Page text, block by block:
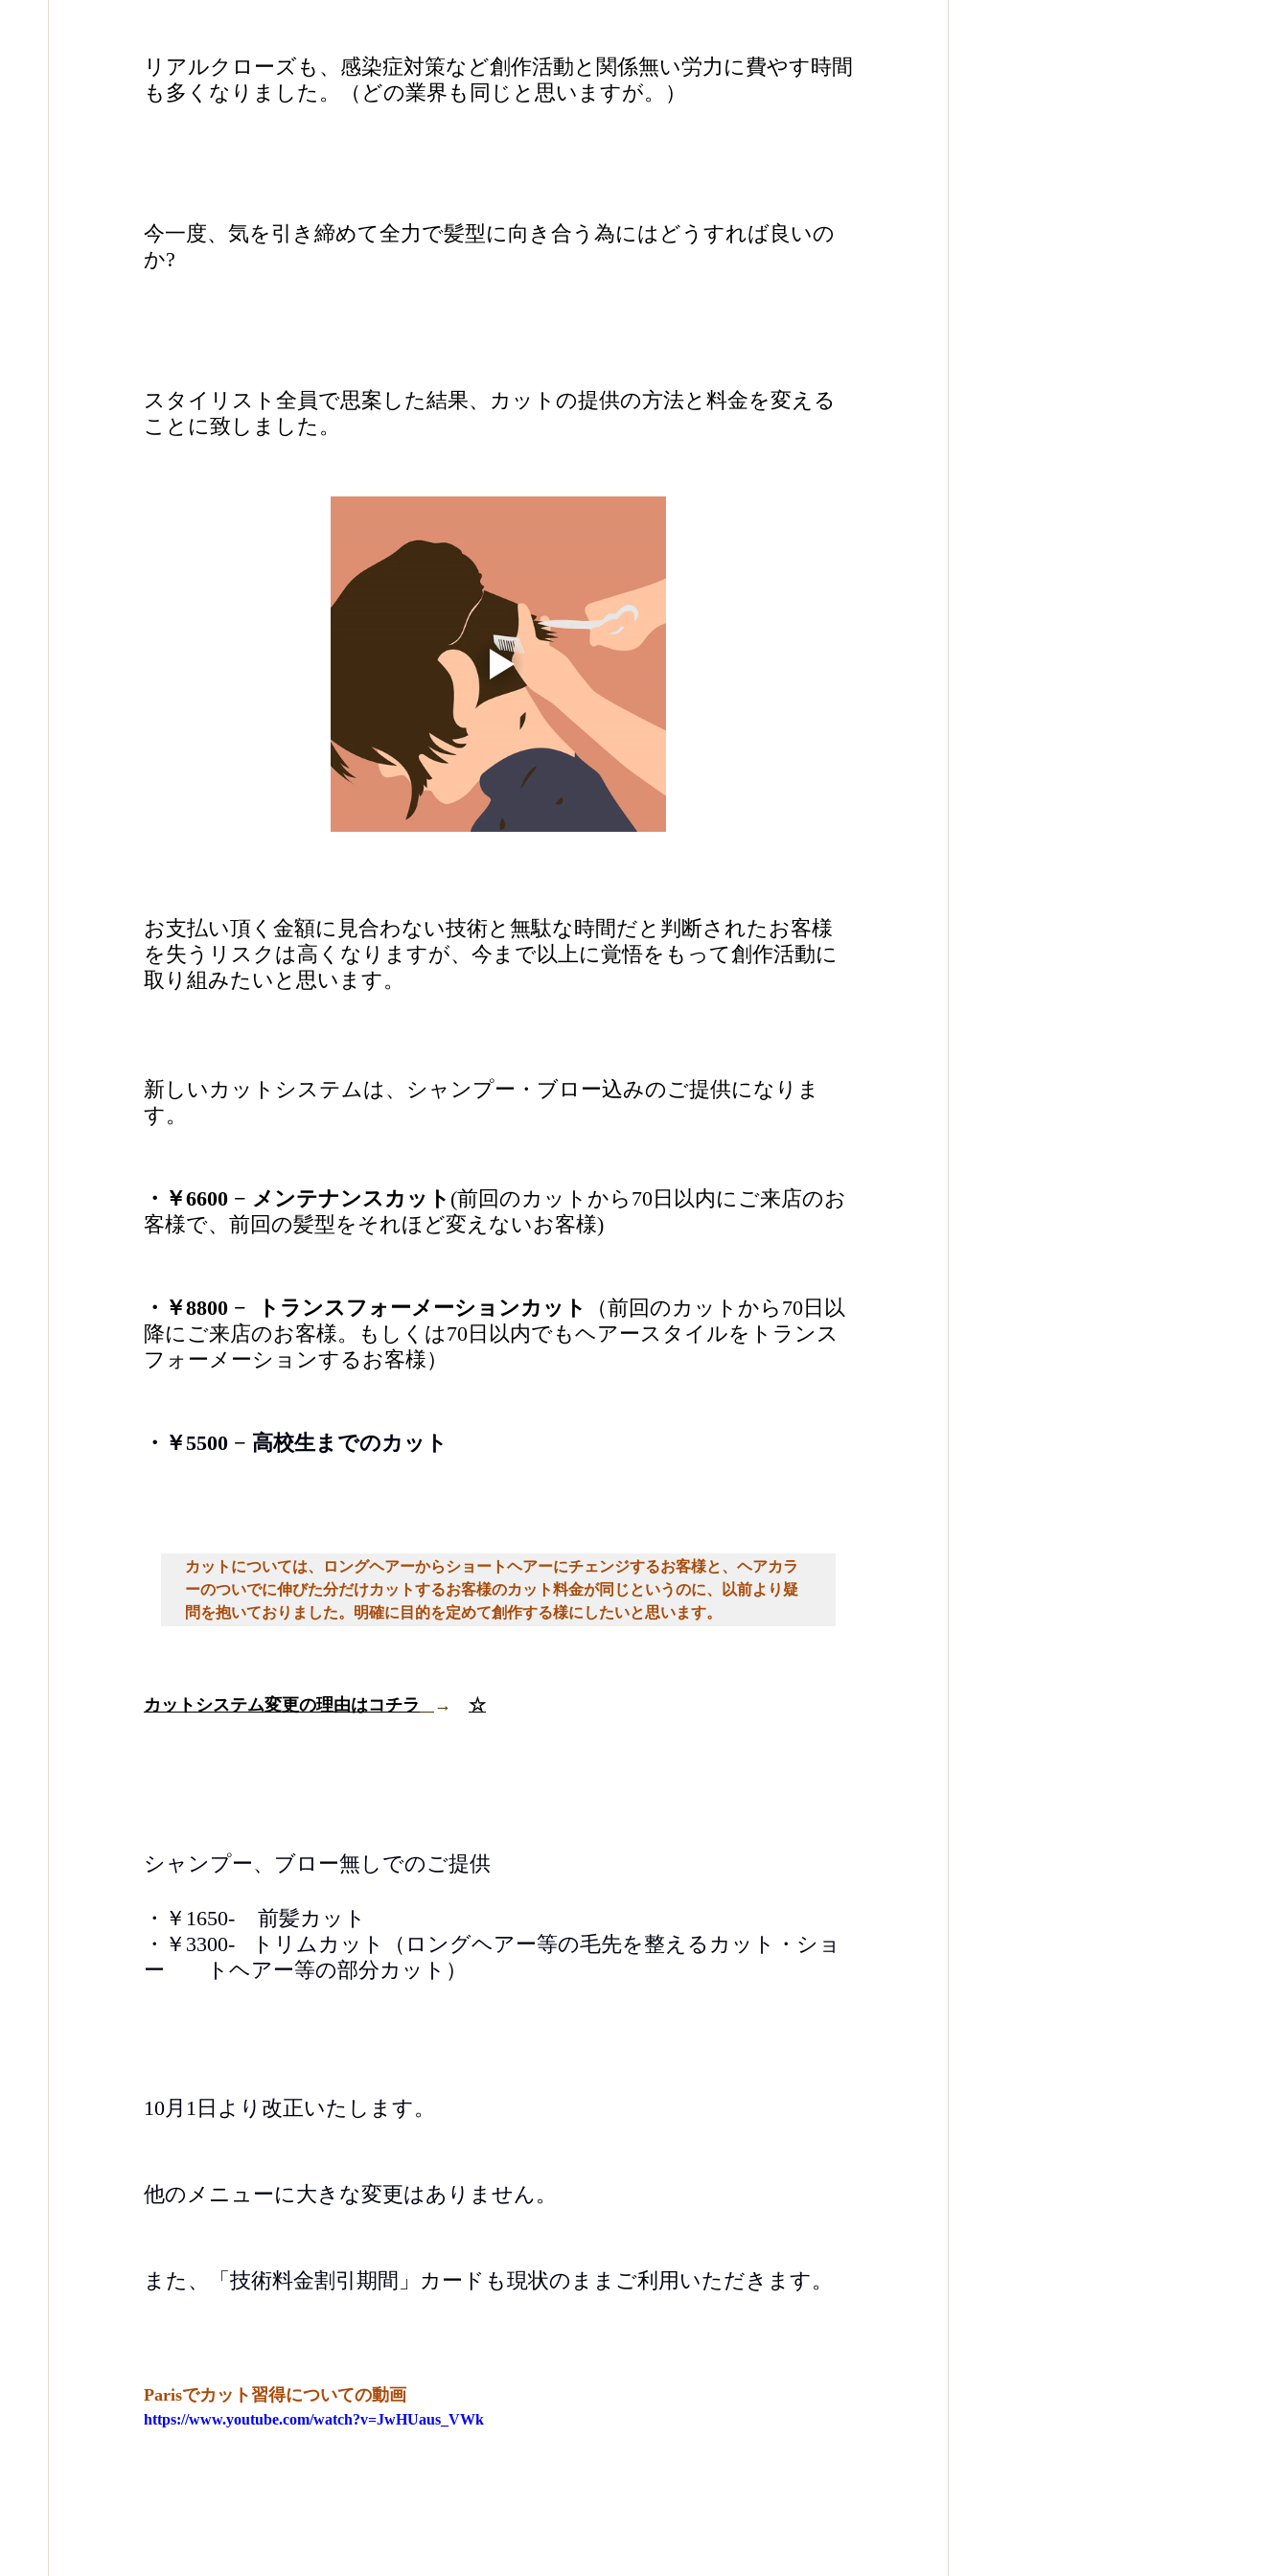
リアルクローズも、感染症対策など創作活動と関係無い労力に費やす時間
も多くなりました。（どの業界も同じと思いますが。）
今一度、気を引き締めて全力で髪型に向き合う為にはどうすれば良いの
か?
スタイリスト全員で思案した結果、カットの提供の方法と料金を変える
ことに致しました。
お支払い頂く金額に見合わない技術と無駄な時間だと判断されたお客様
を失うリスクは高くなりますが、今まで以上に覚悟をもって創作活動に
取り組みたいと思います。
新しいカットシステムは、シャンプー・ブロー込みのご提供になりま
す。
・￥6600 − メンテナンスカット (前回のカットから70日以内にご来店のお
客様で、前回の髪型をそれほど変えないお客様)
・￥8800 −  トランスフォーメーションカット
（前回のカットから70日以
降にご来店のお客様。もしくは70日以内でもヘアースタイルをトランス
フォーメーションするお客様）
・￥5500 − 高校生までのカット
カットについては、ロングヘアーからショートヘアーにチェンジするお客様と、ヘアカラ
ーのついでに伸びた分だけカットするお客様のカット料金が同じというのに、以前より疑
問を抱いておりました。明確に目的を定めて創作する様にしたいと思います。
カットシステム変更の理由はコチラ → ☆
シャンプー、ブロー無しでのご提供
・￥1650-    前髪カット
・￥3300-   トリムカット（ロングヘアー等の毛先を整えるカット・ショ
ー　　トヘアー等の部分カット）
10月1日より改正いたします。
他のメニューに大きな変更はありません。
また、「技術料金割引期間」カードも現状のままご利用いただきます。
Parisでカット習得についての動画
https://www.youtube.com/watch?v=JwHUaus_VWk